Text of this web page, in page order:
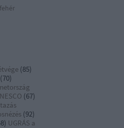
(85)
(70)
(67)
(92)
) UGRÁS a